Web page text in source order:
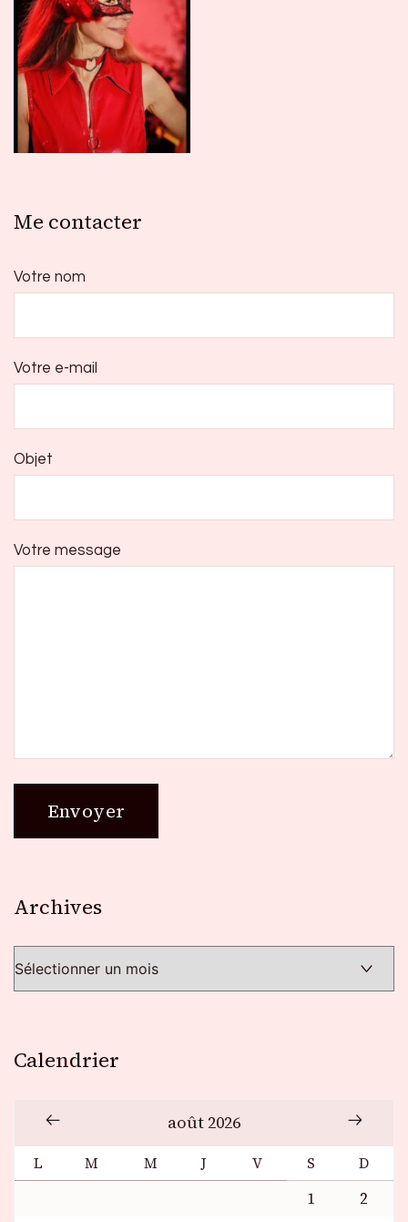
Me contacter
Votre nom
Votre e-mail
Objet
Votre message
Archives
Calendrier
août 2026
L M M J V S D
1
2